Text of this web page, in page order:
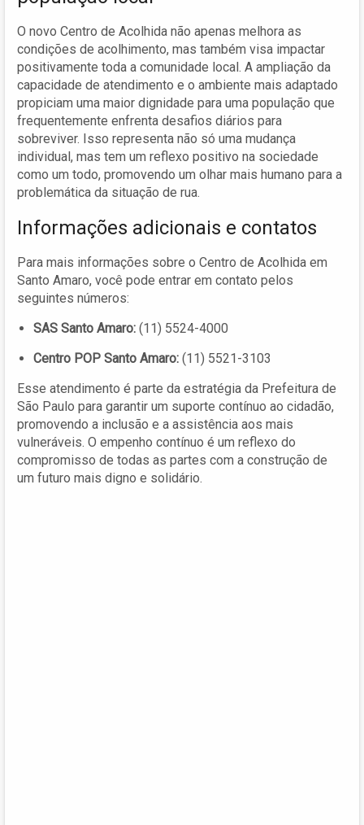
O novo Centro de Acolhida não apenas melhora as
condições de acolhimento, mas também visa impactar
positivamente toda a comunidade local. A ampliação da
capacidade de atendimento e o ambiente mais adaptado
propiciam uma maior dignidade para uma população que
frequentemente enfrenta desafios diários para
sobreviver. Isso representa não só uma mudança
individual, mas tem um reflexo positivo na sociedade
como um todo, promovendo um olhar mais humano para a
problemática da situação de rua.
Informações adicionais e contatos
Para mais informações sobre o Centro de Acolhida em
Santo Amaro, você pode entrar em contato pelos
seguintes números:
SAS Santo Amaro: (11) 5524-4000
Centro POP Santo Amaro: (11) 5521-3103
Esse atendimento é parte da estratégia da Prefeitura de
São Paulo para garantir um suporte contínuo ao cidadão,
promovendo a inclusão e a assistência aos mais
vulneráveis. O empenho contínuo é um reflexo do
compromisso de todas as partes com a construção de
um futuro mais digno e solidário.